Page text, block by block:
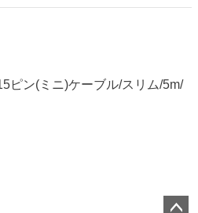
ピン(ミニ)ケーブル/スリム/5m/